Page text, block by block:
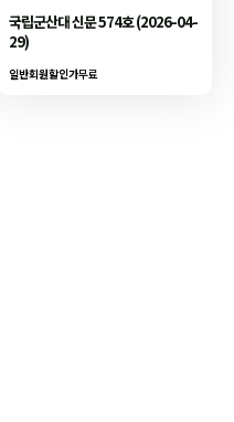
국립군산대 신문 574호 (2026-04-
29)
일반회원할인가무료